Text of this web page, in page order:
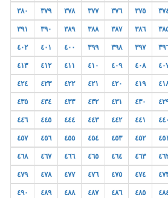
٣٧٥ ٣٧٦ ٣٧٧ ٣٧٨ ٣٧٩ ٣٨٠
٣٨٦ ٣٨٧ ٣٨٨ ٣٨٩ ٣٩٠ ٣٩١
٣٩٧ ٣٩٨ ٣٩٩ ٤٠٠ ٤٠١ ٤٠٢
٤٠٨ ٤٠٩ ٤١٠ ٤١١ ٤١٢ ٤١٣
٤١٩ ٤٢٠ ٤٢١ ٤٢٢ ٤٢٣ ٤٢٤
٤٣٠ ٤٣١ ٤٣٢ ٤٣٣ ٤٣٤ ٤٣٥
٤٤٠ ٤٤١ ٤٤٢ ٤٤٣ ٤٤٤ ٤٤٥ ٤٤٦
٤٥١ ٤٥٢ ٤٥٣ ٤٥٤ ٤٥٥ ٤٥٦ ٤٥٧
٤٦٣ ٤٦٤ ٤٦٥ ٤٦٦ ٤٦٧ ٤٦٨
٤٧٤ ٤٧٥ ٤٧٦ ٤٧٧ ٤٧٨ ٤٧٩
٤٨٥ ٤٨٦ ٤٨٧ ٤٨٨ ٤٨٩ ٤٩٠